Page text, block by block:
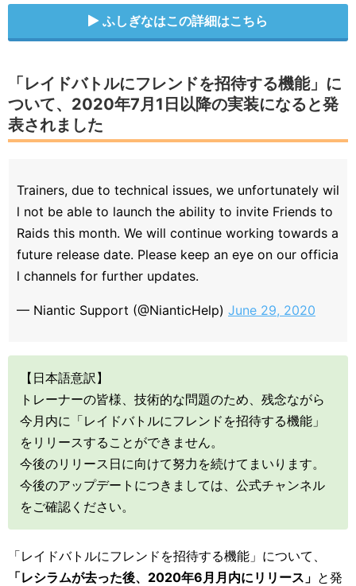
ふしぎなはこの詳細はこちら
「レイドバトルにフレンドを招待する機能」に
ついて、2020年7月1日以降の実装になると発
表されました
Trainers, due to technical issues, we unfortunately wil
l not be able to launch the ability to invite Friends to
Raids this month. We will continue working towards a
future release date. Please keep an eye on our officia
l channels for further updates.
— Niantic Support (@NianticHelp) June 29, 2020
【日本語意訳】
トレーナーの皆様、技術的な問題のため、残念ながら
今月内に「レイドバトルにフレンドを招待する機能」
をリリースすることができません。
今後のリリース日に向けて努力を続けてまいります。
今後のアップデートにつきましては、公式チャンネル
をご確認ください。
「レイドバトルにフレンドを招待する機能」について、
「レシラムが去った後、2020年6月月内にリリース」 と発